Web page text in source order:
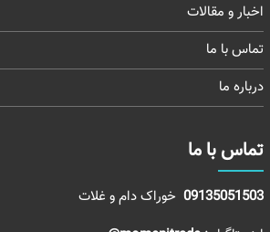
اخبار و مقالات
تماس با ما
درباره ما
تماس با ما
09135051503خوراک دام و غلات